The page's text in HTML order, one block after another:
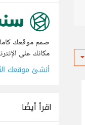
صمم موقعك
مكانك على
أنشئ موقعك
اقرأ أيضًا